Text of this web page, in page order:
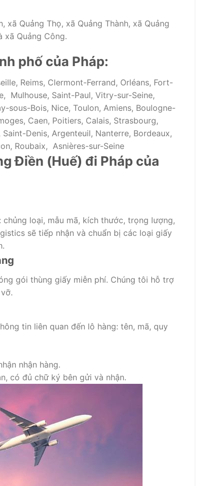
xã Quảng Thọ, xã Quảng Thành, xã Quảng
xã Quảng Công.
phố của Pháp:
Reims, Clermont-Ferrand, Orléans, Fort-
Mulhouse, Saint-Paul, Vitry-sur-Seine,
sous-Bois, Nice, Toulon, Amiens, Boulogne-
Caen, Poitiers, Calais, Strasbourg,
Denis, Argenteuil, Nanterre, Bordeaux,
Roubaix, Asnières-sur-Seine
Điền (Huế) đi Pháp của
loại, mẫu mã, kích thước, trọng lượng,
sẽ tiếp nhận và chuẩn bị các loại giấy
gói thùng giấy miễn phí. Chúng tôi hỗ trợ
tin liên quan đến lô hàng: tên, mã, quy
nhận hàng.
có đủ chữ ký bên gửi và nhận.